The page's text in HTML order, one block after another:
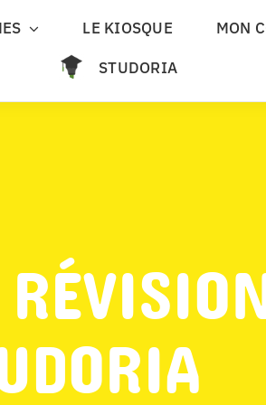
LE KIOSQUE
MON
STUDORIA